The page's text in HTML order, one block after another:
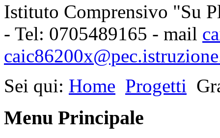
Istituto Comprensivo "Su
- Tel: 0705489165 - mail
Sei qui: Home Progetti
Menu Principale